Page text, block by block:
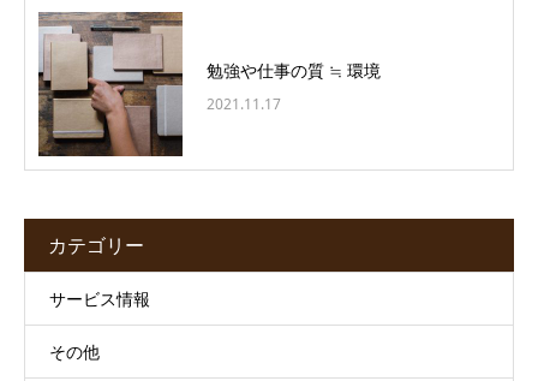
勉強や仕事の質 ≒ 環境
2021.11.17
カテゴリー
サービス情報
その他